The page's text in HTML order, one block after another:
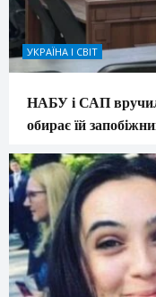
УКРАЇНА І СВІТ
НАБУ і САП
обирає їй